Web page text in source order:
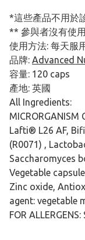
*這些產品不用於
** 參與者沒有使
使用方法: 每天服
品牌: Advanced
容量: 120 caps
產地: 英國
All Ingredients:
Lafti® L26 AF,
(R0071) ,
Saccharomyces
Vegetable
Zinc oxide,
agent: vegetable
FOR